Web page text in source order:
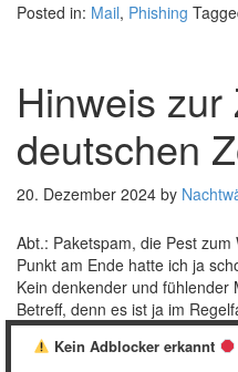
Posted in: Mail, Phishing
Hinweis
deutschen
20. Dezember 2024 by
Abt.: Paketspam, die Pest
Punkt am Ende hatte ich ja
Kein denkender und fühlender
Betreff, denn es ist ja im
Spammer verstehen die
außerdem wollen sie …[Read
Kein Adblocker erkannt